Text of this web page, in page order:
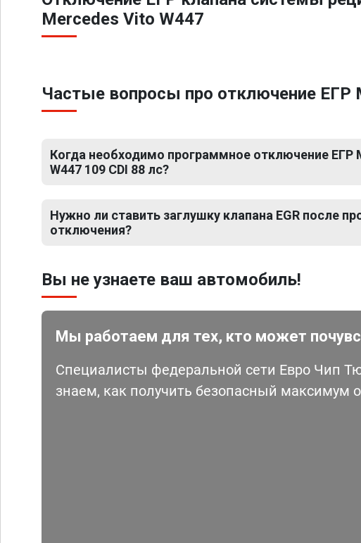
Mercedes Vito W447
Частые вопросы про отключение ЕГР
Когда необходимо программное отключение ЕГР
W447 109 CDI 88 лс?
Нужно ли ставить заглушку клапана EGR после
отключения?
Вы не узнаете ваш автомобиль!
Мы работаем для тех, кто может
Специалисты федеральной сети Евро Чип
знаем, как получить безопасный